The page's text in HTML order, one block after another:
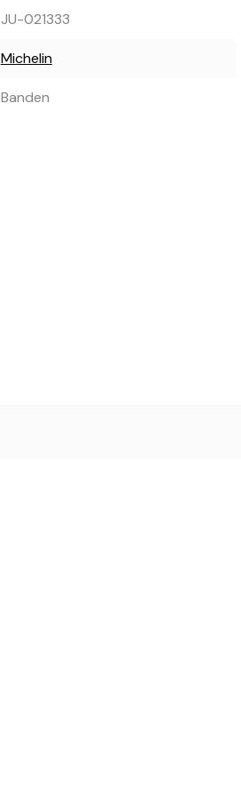
JU-021333
Michelin
Banden